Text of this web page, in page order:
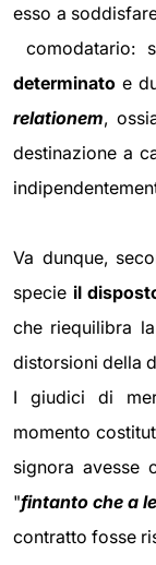
esso a
comodatario:
determinato e
relationem,
destinazione a
Va dunque,
specie il
che riequilibra
distorsioni della
I giudici di
momento
signora avesse
"fintanto che a
contratto fosse